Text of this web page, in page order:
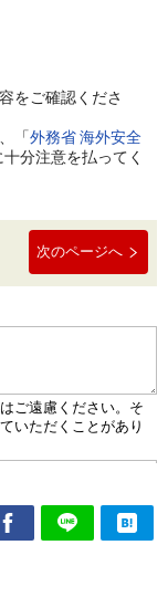
をご確認くださ
「外務省 海外安全
分注意を払ってく
次のページへ